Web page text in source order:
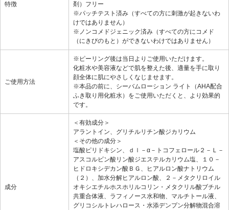
特徴
剤）フリー
※パッチテスト済み（すべての方に刺激が起きないわ
けではありません）
※ノンコメドジェニック済み（すべての方にコメド
（にきびのもと）ができないわけではありません）
ご使用方法
※ピーリング後は当日よりご使用いただけます。
化粧水や美容液などで肌を整えた後、適量を手に取り
顔全体に肌にやさしくなじませます。
※本品の前に、シーバムローション ライト（AHA配合
ふき取り用化粧水）をご使用いただくと、より効果的
です。
成分
＜有効成分＞
アラントイン、グリチルリチン酸ジカリウム
＜その他の成分＞
塩酸ピリドキシン、ｄｌ－α－トコフェロール２－Ｌ－
アスコルビン酸リン酸ジエステルカリウム塩、１０－
ヒドロキシデカン酸ＢＧ、ヒアルロン酸ナトリウム
（２）、加水分解ヒアルロン酸、２－メタクリロイル
オキシエチルホスホリルコリン・メタクリル酸ブチル
共重合体液、ラフィノース水和物、マルチトール液、
グリコシルトレハロース・水添デンプン分解物混合溶